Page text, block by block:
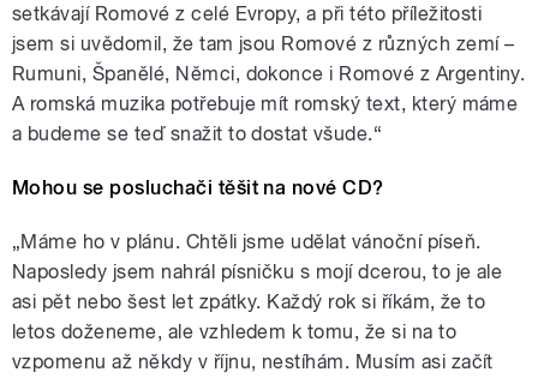
setkávají Romové z celé Evropy, a při této příležitosti
jsem si uvědomil, že tam jsou Romové z různých zemí –
Rumuni, Španělé, Němci, dokonce i Romové z Argentiny.
A romská muzika potřebuje mít romský text, který máme
a budeme se teď snažit to dostat všude.“
Mohou se posluchači těšit na nové CD?
„Máme ho v plánu. Chtěli jsme udělat vánoční píseň.
Naposledy jsem nahrál písničku s mojí dcerou, to je ale
asi pět nebo šest let zpátky. Každý rok si říkám, že to
letos doženeme, ale vzhledem k tomu, že si na to
vzpomenu až někdy v říjnu, nestíhám. Musím asi začít